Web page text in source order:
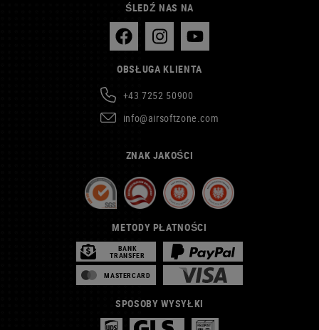
ŚLEDŹ NAS NA
OBSŁUGA KLIENTA
+43 7252 50900
info@airsoftzone.com
ZNAK JAKOŚCI
METODY PŁATNOŚCI
BANK
TRANSFER
MASTERCARD
SPOSOBY WYSYŁKI